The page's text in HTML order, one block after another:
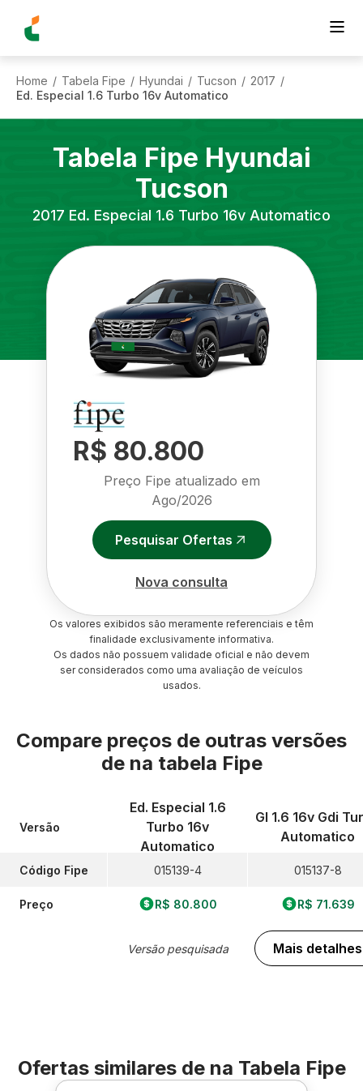
Home / Tabela Fipe / Hyundai / Tucson / 2017 /
Ed. Especial 1.6 Turbo 16v Automatico
Tabela Fipe Hyundai
Tucson
2017 Ed. Especial 1.6 Turbo 16v Automatico
R$ 80.800
Preço Fipe atualizado em
Ago/2026
Pesquisar Ofertas
Nova consulta
Os valores exibidos são meramente referenciais e têm
finalidade exclusivamente informativa.
Os dados não possuem validade oficial e não devem
ser considerados como uma avaliação de veículos
usados.
Compare preços de outras versões
de na tabela Fipe
Versão
Código Fipe
Preço
Ed. Especial 1.6
Turbo 16v
Automatico
015139-4
R$ 80.800
Versão pesquisada
Gl 1.6 16v Gdi
Automatico
015137-8
R$ 71.639
Mais detalhes
Ofertas similares de na Tabela Fipe